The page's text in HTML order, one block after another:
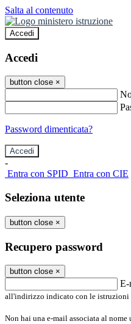
Salta al contenuto
Accedi
Accedi
button close ×
Password dimenticata?
-
Entra con SPID Entra con CIE
Seleziona utente
button close ×
Recupero password
button close ×
E-
all'indirizzo indicato con le istruzioni
Non hai una e-mail associata al